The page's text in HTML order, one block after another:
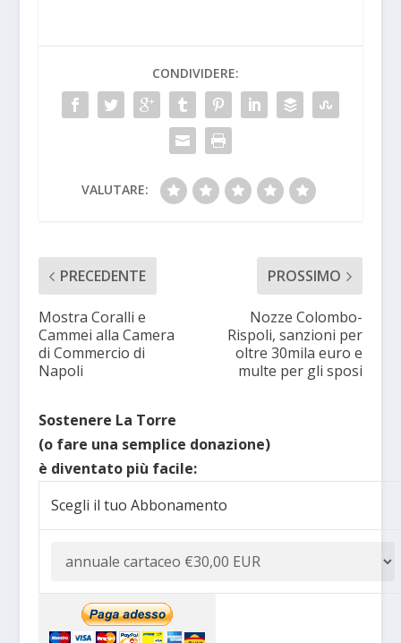
CONDIVIDERE:
VALUTARE:
PRECEDENTE
Mostra Coralli e
Cammei alla Camera
di Commercio di
Napoli
PROSSIMO
Nozze Colombo-
Rispoli, sanzioni per
oltre 30mila euro e
multe per gli sposi
Sostenere La Torre
(o fare una semplice donazione)
è diventato più facile:
Scegli il tuo Abbonamento